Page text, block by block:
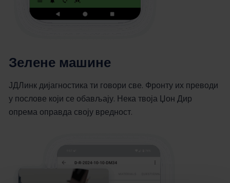
Зелене машине
ЈДЛинк дијагностика ти говори све. Фронту их преводи
у послове који се обављају. Нека твоја Џон Дир
опрема оправда своју вредност.